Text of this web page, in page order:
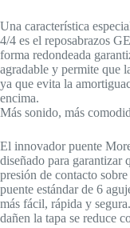
Una característica
4/4 es el reposabrazos
forma redondeada
agradable y permite que
ya que evita la
encima.
Más sonido, más
El innovador puente
diseñado para garantizar
presión de contacto
puente estándar de 6
más fácil, rápida y
dañen la tapa se reduce